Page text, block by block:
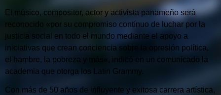
El músico, compositor, actor y activista panameño será
reconocido «por su compromiso contínuo de luchar por la
justicia social en todo el mundo mediante el apoyo a
iniciativas que crean conciencia sobre la opresión política,
el hambre, la pobreza y más«, indicó en un comunicado la
academia que otorga los Latin Grammy.
Con más de 50 años de influyente y exitosa carrera artística,